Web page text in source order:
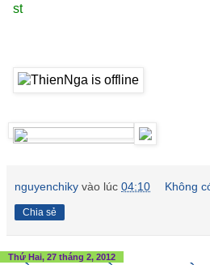
st
nguyenchiky vào lúc 04:10 Không
Chia sẻ
Thứ Hai, 27 tháng 2, 2012